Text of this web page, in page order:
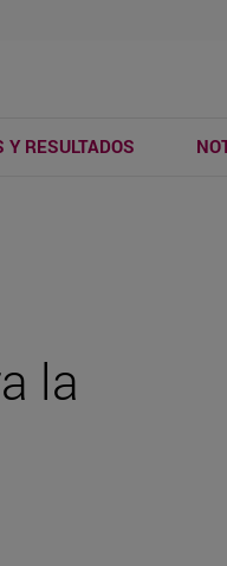
Y RESULTADOS
la